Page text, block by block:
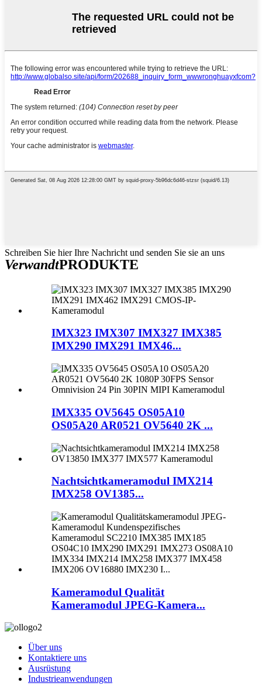
Schreiben Sie hier Ihre Nachricht und senden Sie sie an uns
VerwandtPRODUKTE
IMX323 IMX307 IMX327 IMX385
IMX290 IMX291 IMX46...
IMX335 OV5645 OS05A10
OS05A20 AR0521 OV5640 2K ...
Nachtsichtkameramodul IMX214
IMX258 OV1385...
Kameramodul Qualität
Kameramodul JPEG-Kamera...
Über uns
Kontaktiere uns
Ausrüstung
Industrieanwendungen